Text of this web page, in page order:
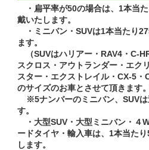
・扁平率が50の場合は、1本当
戴いたします。
・ミニバン・SUVは1本当たり
ます。
（SUVはハリアー・RAV4・C-
スクロス・アウトランダー・エク
スター・エクストレイル・CX-5・
のサイズのお車とさせて頂きます。
※5ナンバーのミニバン、SUV
す。
・大型SUV・大型ミニバン・４
ードタイヤ・輸入車は、1本当た
します。